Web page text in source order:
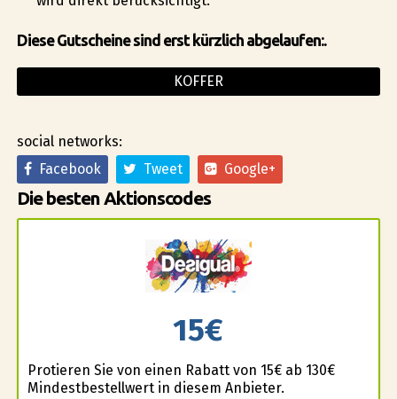
Diese Gutscheine sind erst kürzlich abgelaufen:.
KOFFER
social networks:
Facebook
Tweet Google+
Die besten Aktionscodes
15€
Profitieren Sie von einen Rabatt von 15€ ab 130€
Mindestbestellwert in diesem Anbieter.